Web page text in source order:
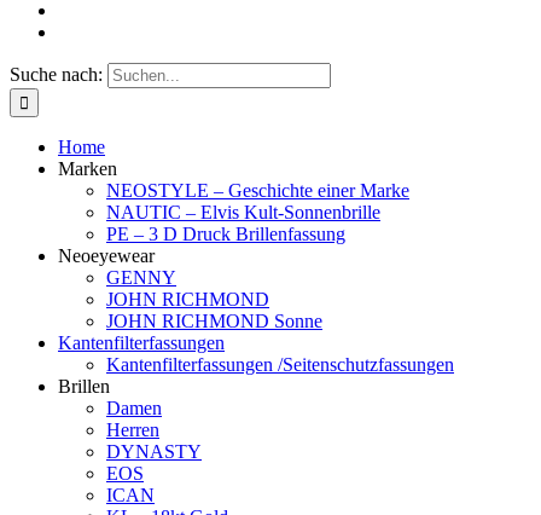
Suche nach:
Home
Marken
NEOSTYLE – Geschichte einer Marke
NAUTIC – Elvis Kult-Sonnenbrille
PE – 3 D Druck Brillenfassung
Neoeyewear
GENNY
JOHN RICHMOND
JOHN RICHMOND Sonne
Kantenfilterfassungen
Kantenfilterfassungen /Seitenschutzfassungen
Brillen
Damen
Herren
DYNASTY
EOS
ICAN